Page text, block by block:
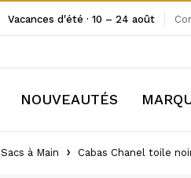
Vacances d'été · 10 – 24 août
NOUVEAUTÉS
Sacs à Main Cabas Chanel toile